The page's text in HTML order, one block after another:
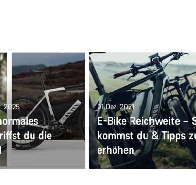
2025
du die
01 Dez. 2021
E-Bike Reichweite –
kommst du & Tipps
erhöhen